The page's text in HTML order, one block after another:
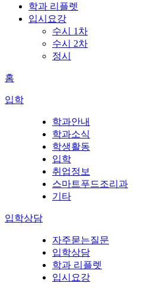
학과 리플렛
입시요강
수시 1차
수시 2차
정시
홈
입학
학과안내
학과소식
학생활동
입학
취업정보
스마트푸드조리과
기타
입학상담
자주묻는질문
입학상담
학과 리플렛
입시요강